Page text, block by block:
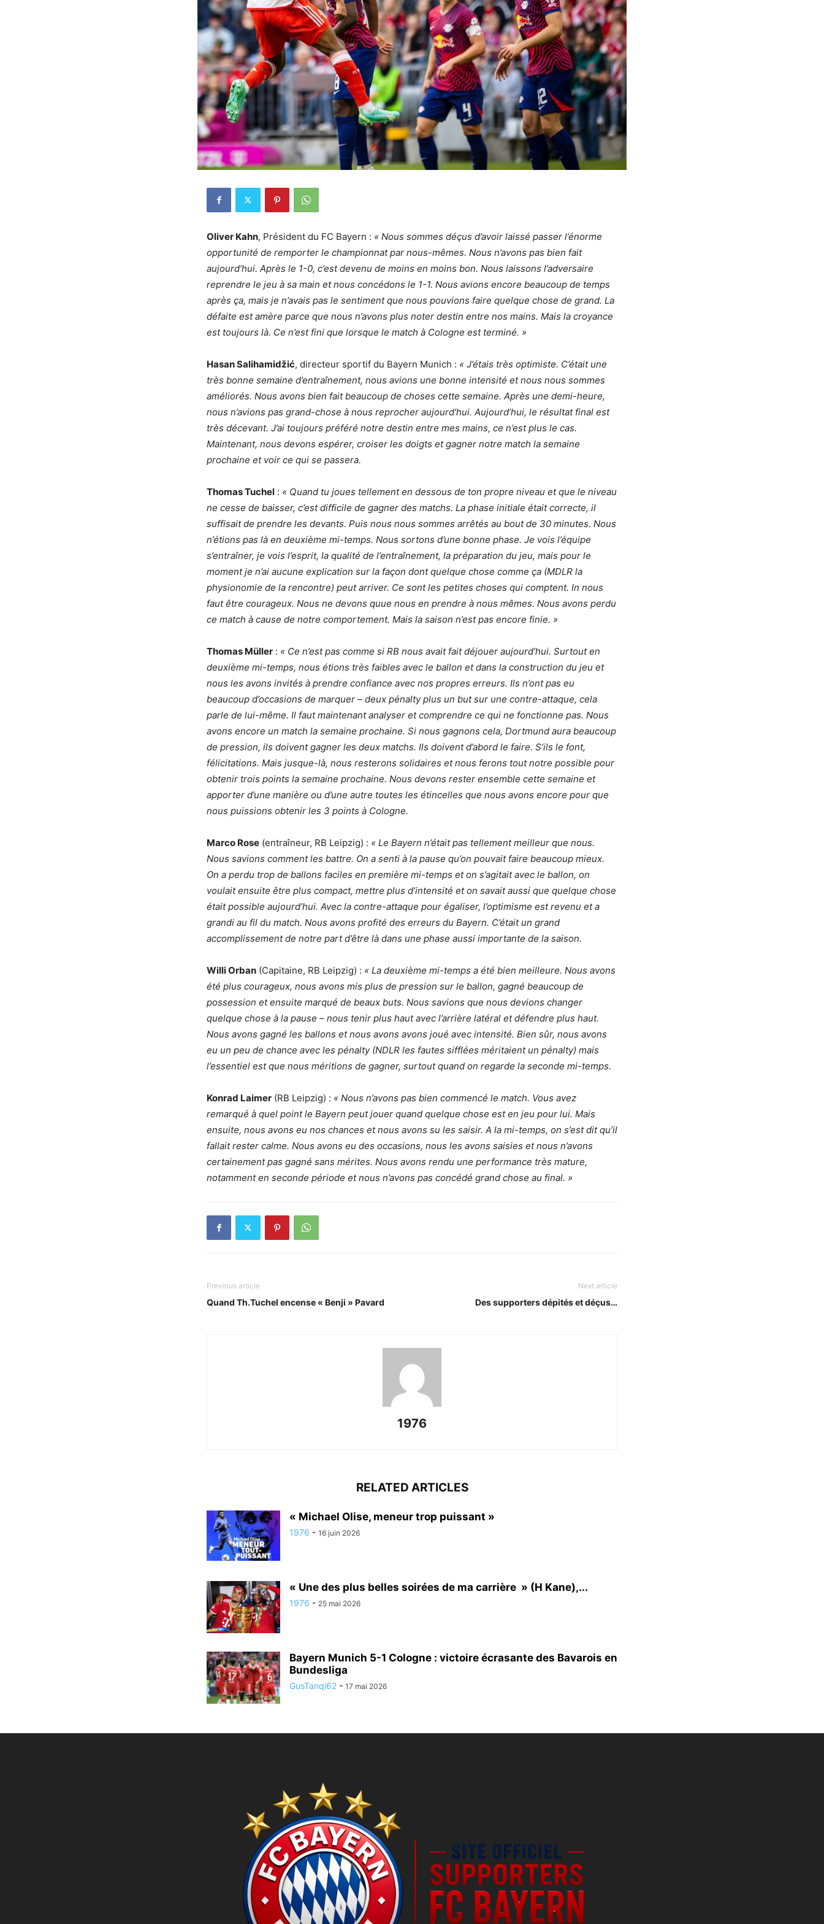
Oliver Kahn, Président du FC Bayern : « Nous sommes déçus d’avoir laissé passer l’énorme
opportunité de remporter le championnat par nous-mêmes. Nous n’avons pas bien fait
aujourd’hui. Après le 1-0, c’est devenu de moins en moins bon. Nous laissons l’adversaire
reprendre le jeu à sa main et nous concédons le 1-1. Nous avions encore beaucoup de temps
après ça, mais je n’avais pas le sentiment que nous pouvions faire quelque chose de grand. La
défaite est amère parce que nous n’avons plus noter destin entre nos mains. Mais la croyance
est toujours là. Ce n’est fini que lorsque le match à Cologne est terminé. »
Hasan Salihamidžić, directeur sportif du Bayern Munich : « J’étais très optimiste. C’était une
très bonne semaine d’entraînement, nous avions une bonne intensité et nous nous sommes
améliorés. Nous avons bien fait beaucoup de choses cette semaine. Après une demi-heure,
nous n’avions pas grand-chose à nous reprocher aujourd’hui. Aujourd’hui, le résultat final est
très décevant. J’ai toujours préféré notre destin entre mes mains, ce n’est plus le cas.
Maintenant, nous devons espérer, croiser les doigts et gagner notre match la semaine
prochaine et voir ce qui se passera.
Thomas Tuchel : « Quand tu joues tellement en dessous de ton propre niveau et que le niveau
ne cesse de baisser, c’est difficile de gagner des matchs. La phase initiale était correcte, il
suffisait de prendre les devants. Puis nous nous sommes arrêtés au bout de 30 minutes. Nous
n’étions pas là en deuxième mi-temps. Nous sortons d’une bonne phase. Je vois l’équipe
s’entraîner, je vois l’esprit, la qualité de l’entraînement, la préparation du jeu, mais pour le
moment je n’ai aucune explication sur la façon dont quelque chose comme ça (MDLR la
physionomie de la rencontre) peut arriver. Ce sont les petites choses qui comptent. In nous
faut être courageux. Nous ne devons quue nous en prendre à nous mêmes. Nous avons perdu
ce match à cause de notre comportement. Mais la saison n’est pas encore finie. »
Thomas Müller : « Ce n’est pas comme si RB nous avait fait déjouer aujourd’hui. Surtout en
deuxième mi-temps, nous étions très faibles avec le ballon et dans la construction du jeu et
nous les avons invités à prendre confiance avec nos propres erreurs. Ils n’ont pas eu
beaucoup d’occasions de marquer – deux pénalty plus un but sur une contre-attaque, cela
parle de lui-même. Il faut maintenant analyser et comprendre ce qui ne fonctionne pas. Nous
avons encore un match la semaine prochaine. Si nous gagnons cela, Dortmund aura beaucoup
de pression, ils doivent gagner les deux matchs. Ils doivent d’abord le faire. S’ils le font,
félicitations. Mais jusque-là, nous resterons solidaires et nous ferons tout notre possible pour
obtenir trois points la semaine prochaine. Nous devons rester ensemble cette semaine et
apporter d’une manière ou d’une autre toutes les étincelles que nous avons encore pour que
nous puissions obtenir les 3 points à Cologne.
Marco Rose (entraîneur, RB Leipzig) : « Le Bayern n’était pas tellement meilleur que nous.
Nous savions comment les battre. On a senti à la pause qu’on pouvait faire beaucoup mieux.
On a perdu trop de ballons faciles en première mi-temps et on s’agitait avec le ballon, on
voulait ensuite être plus compact, mettre plus d’intensité et on savait aussi que quelque chose
était possible aujourd’hui. Avec la contre-attaque pour égaliser, l’optimisme est revenu et a
grandi au fil du match. Nous avons profité des erreurs du Bayern. C’était un grand
accomplissement de notre part d’être là dans une phase aussi importante de la saison.
Willi Orban (Capitaine, RB Leipzig) : « La deuxième mi-temps a été bien meilleure. Nous avons
été plus courageux, nous avons mis plus de pression sur le ballon, gagné beaucoup de
possession et ensuite marqué de beaux buts. Nous savions que nous devions changer
quelque chose à la pause – nous tenir plus haut avec l’arrière latéral et défendre plus haut.
Nous avons gagné les ballons et nous avons avons joué avec intensité. Bien sûr, nous avons
eu un peu de chance avec les pénalty (NDLR les fautes sifflées méritaient un pénalty) mais
l’essentiel est que nous méritions de gagner, surtout quand on regarde la seconde mi-temps.
Konrad Laimer (RB Leipzig) : « Nous n’avons pas bien commencé le match. Vous avez
remarqué à quel point le Bayern peut jouer quand quelque chose est en jeu pour lui. Mais
ensuite, nous avons eu nos chances et nous avons su les saisir. A la mi-temps, on s’est dit qu’il
fallait rester calme. Nous avons eu des occasions, nous les avons saisies et nous n’avons
certainement pas gagné sans mérites. Nous avons rendu une performance très mature,
notamment en seconde période et nous n’avons pas concédé grand chose au final. »
Previous article
Quand Th.Tuchel encense « Benji » Pavard
Next article
Des supporters dépités et déçus…
1976
RELATED ARTICLES
« Michael Olise, meneur trop puissant »
1976 - 16 juin 2026
« Une des plus belles soirées de ma carrière » (H Kane),...
1976 - 25 mai 2026
Bayern Munich 5-1 Cologne : victoire écrasante des Bavarois en
Bundesliga
GusTanqi62 - 17 mai 2026